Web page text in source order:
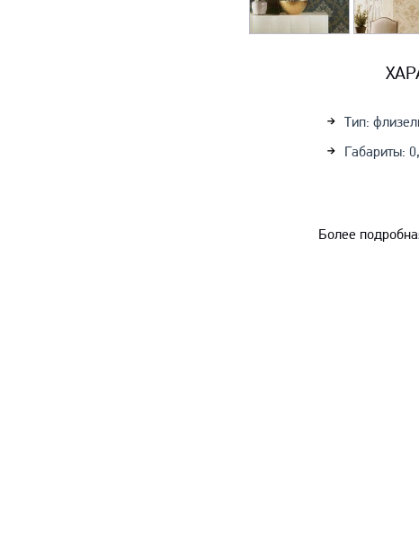
Тип:
Габариты:
Более